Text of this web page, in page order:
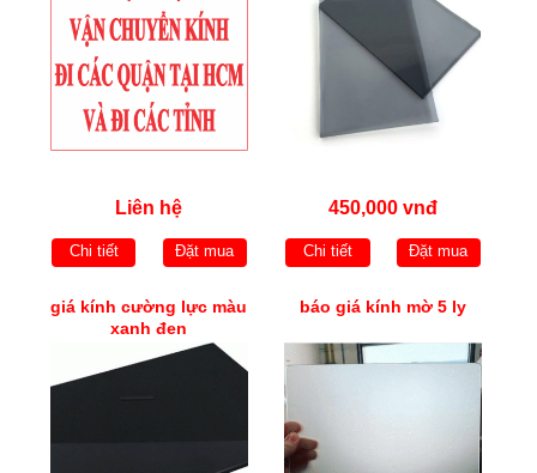
Liên hệ
Chi tiết Đặt mua
450,000 vnđ
Chi tiết Đặt mua
giá kính cường lực màu
xanh đen
báo giá kính mờ 5 ly